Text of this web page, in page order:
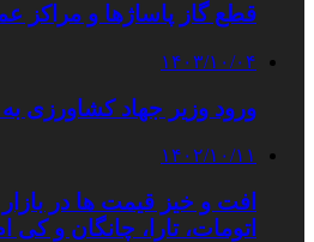
قطع گاز پاساژها و مراکز
۱۴۰۳/۱۰/۰۴
ورود وزیر جهاد کشاورزی
۱۴۰۲/۱۰/۱۱
افت و خیز قیمت ها در
اتومات، تارا، چانگان و